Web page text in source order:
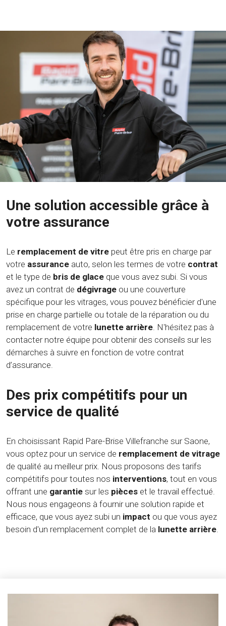
Une solution accessible grâce à
votre assurance
Le remplacement de vitre peut être pris en charge par
votre assurance auto, selon les termes de votre contrat
et le type de bris de glace que vous avez subi. Si vous
avez un contrat de dégivrage ou une couverture
spécifique pour les vitrages, vous pouvez bénéficier d'une
prise en charge partielle ou totale de la réparation ou du
remplacement de votre lunette arrière. N'hésitez pas à
contacter notre équipe pour obtenir des conseils sur les
démarches à suivre en fonction de votre contrat
d’assurance.
Des prix compétitifs pour un
service de qualité
En choisissant Rapid Pare-Brise Villefranche sur Saone,
vous optez pour un service de remplacement de vitrage
de qualité au meilleur prix. Nous proposons des tarifs
compétitifs pour toutes nos interventions, tout en vous
offrant une garantie sur les pièces et le travail effectué.
Nous nous engageons à fournir une solution rapide et
efficace, que vous ayez subi un impact ou que vous ayez
besoin d'un remplacement complet de la lunette arrière.